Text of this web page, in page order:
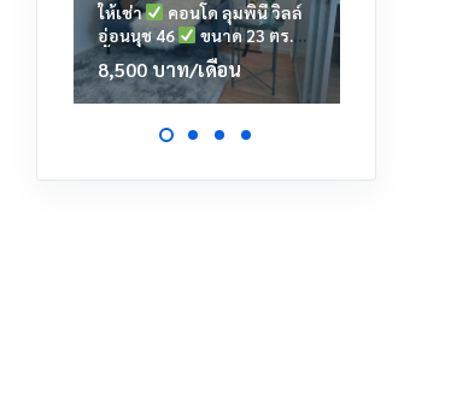
ให้เช่า
คอนโด ลุมพินี วิลล์
อ่อนนุช 46
ขนาด 23 ตร.ม.
ชั้น 6 ตึก A2
8,500 บาท/เดือน